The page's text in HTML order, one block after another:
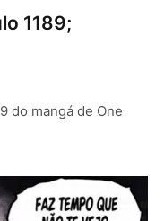
1189;
do mangá de One